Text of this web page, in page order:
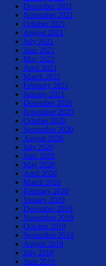
December 2021
November 2021
October 2021
August 2021
July 2021
June 2021
May 2021
April 2021
March 2021
February 2021
January 2021
December 2020
November 2020
October 2020
September 2020
August 2020
July 2020
June 2020
May 2020
April 2020
March 2020
February 2020
January 2020
December 2019
November 2019
October 2019
September 2019
August 2019
July 2019
June 2019